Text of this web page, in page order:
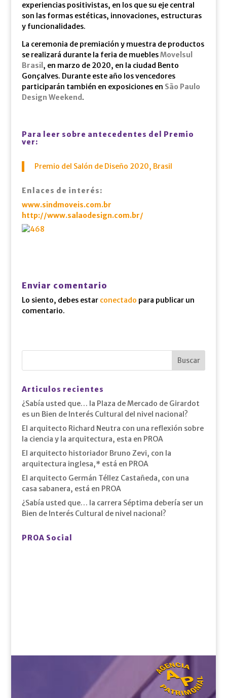
experiencias positivistas, en los que su eje central
son las formas estéticas, innovaciones, estructuras
y funcionalidades.
La ceremonia de premiación y muestra de productos
se realizará durante la feria de mueblesMovelsul
Brasil , en marzo de 2020, en la ciudad Bento
Gonçalves. Durante este año los vencedores
participarán también en exposiciones en São Paulo
Design Weekend .
Para leer sobre antecedentes del Premio
ver:
Premio del Salón de Diseño 2020, Brasil
Enlaces de interés:
www.sindmoveis.com.br
http://www.salaodesign.com.br/
Enviar comentario
Lo siento, debes estar conectado para publicar un
comentario.
Articulos recientes
¿Sabía usted que… la Plaza de Mercado de Girardot
es un Bien de Interés Cultural del nivel nacional?
El arquitecto Richard Neutra con una reflexión sobre
la ciencia y la arquitectura, esta en PROA
El arquitecto historiador Bruno Zevi, con la
arquitectura inglesa,* está en PROA
El arquitecto Germán Téllez Castañeda, con una
casa sabanera, está en PROA
¿Sabía usted que… la carrera Séptima debería ser un
Bien de Interés Cultural de nivel nacional?
PROA Social